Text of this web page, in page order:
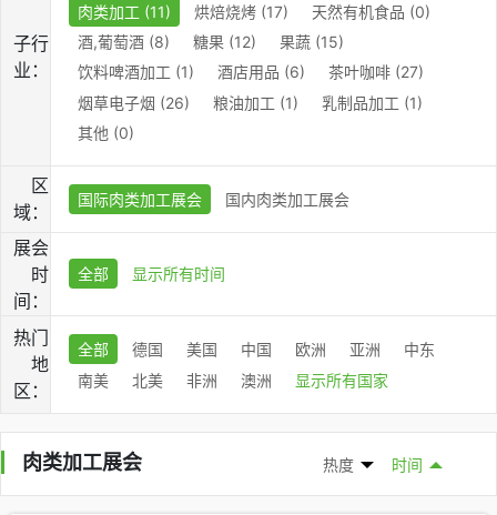
子行
业：
肉类加工 (11)
烘焙烧烤 (17)
天然有机食品 (0)
酒,葡萄酒 (8)
糖果 (12)
果蔬 (15)
饮料啤酒加工 (1)
酒店用品 (6)
茶叶咖啡 (27)
烟草电子烟 (26)
粮油加工 (1)
乳制品加工 (1)
其他 (0)
区
域：
国际肉类加工展会 国内肉类加工展会
展会
时
间：
全部 显示所有时间
热门
地
区：
全部 德国 美国 中国 欧洲 亚洲
中东
南美
北美 非洲 澳洲 显示所有国家
肉类加工展会 热度 时间